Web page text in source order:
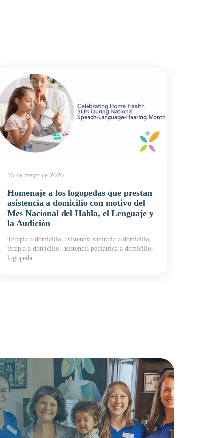
15 de mayo de 2026
Homenaje a los logopedas que prestan
asistencia a domicilio con motivo del
Mes Nacional del Habla, el Lenguaje y
la Audición
Terapia a domicilio, asistencia sanitaria a domicilio,
terapia a domicilio, asistencia pediátrica a domicilio,
logopeda